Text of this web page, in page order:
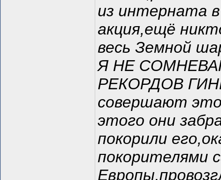
из интерната
акция,ещё
весь Земной
Я НЕ
РЕКОРДОВ
совершают
этого они
покорили
покорителями